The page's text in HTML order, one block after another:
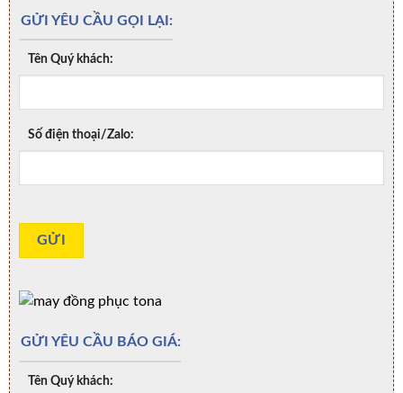
GỬI YÊU CẦU GỌI LẠI:
Tên Quý khách:
Số điện thoại/Zalo:
GỬI YÊU CẦU BÁO GIÁ:
Tên Quý khách: